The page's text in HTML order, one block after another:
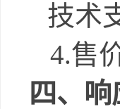
技术
4.售
四、 响